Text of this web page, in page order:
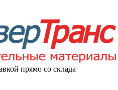
прямо со склада